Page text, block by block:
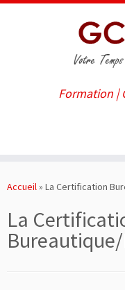
au
Formation |
Accueil» La Certification
La